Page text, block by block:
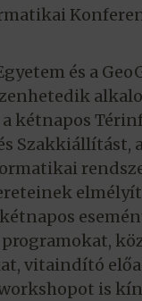
és a
a kétnapos
Szakkiállítást,
vitaindító
is